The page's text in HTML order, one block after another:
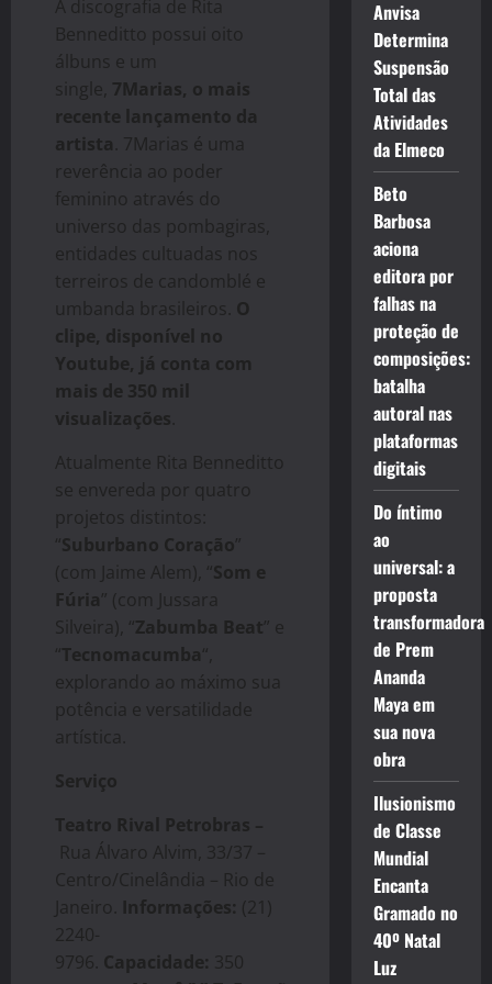
A discografia de Rita
Benneditto possui oito
álbuns e um
single, 7Marias, o mais
recente lançamento da
artista . 7Marias é uma
reverência ao poder
feminino através do
universo das pombagiras,
entidades cultuadas nos
terreiros de candomblé e
umbanda brasileiros. O
clipe, disponível no
Youtube, já conta com
mais de 350 mil
visualizações
Atualmente Rita Benneditto
se envereda por quatro
projetos distintos:
“Suburbano Coração”
(com Jaime Alem), “Som e
Fúria” (com Jussara
Silveira), “Zabumba Beat” e
“Tecnomacumba“,
explorando ao máximo sua
potência e versatilidade
artística.
Serviço
Teatro Rival Petrobras –
Rua Álvaro Alvim, 33/37 –
Centro/Cinelândia – Rio de
Janeiro. Informações: (21)
2240-
9796. Capacidade: 350
Anvisa
Determina
Suspensão
Total das
Atividades
da Elmeco
Beto
Barbosa
aciona
editora por
falhas na
proteção de
composições:
batalha
autoral nas
plataformas
digitais
Do íntimo
ao
universal: a
proposta
transformadora
de Prem
Ananda
Maya em
sua nova
obra
Ilusionismo
de Classe
Mundial
Encanta
Gramado no
40º Natal
Luz